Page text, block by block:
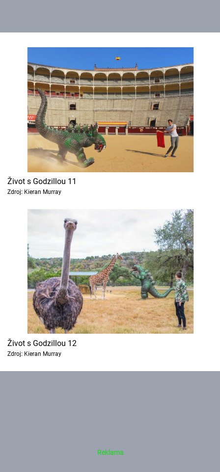
Život s Godzillou 11
Zdroj: Kieran Murray
Život s Godzillou 12
Zdroj: Kieran Murray